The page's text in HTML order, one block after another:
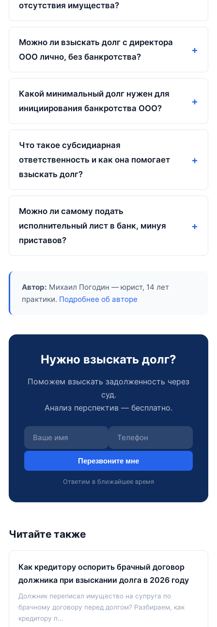
отсутствия имущества?
Можно ли взыскать долг с директора
ООО лично, без банкротства?
Какой минимальный долг нужен для
инициирования банкротства ООО?
Что такое субсидиарная
ответственность и как она помогает
взыскать долг?
Можно ли самому подать
исполнительный лист в банк, минуя
приставов?
Автор: Михаил Погодин — юрист, 14 лет
практики. Подробнее об авторе
Нужно взыскать долг?
Поможем взыскать задолженность через
суд.
Анализ перспектив — бесплатно.
Перезвоните мне
Ответим в ближайшее время
Читайте также
Как кредитору оспорить брачный договор
должника при взыскании долга в 2026 году
Должник переписал имущество на супруга по
брачному договору перед долгом? Разбираем, как
кредитору п...